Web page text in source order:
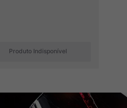
Produto Indisponível